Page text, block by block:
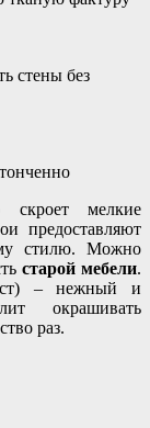
стены без
скроет мелкие
предоставляют
стилю. Можно
старой мебели.
– нежный и
окрашивать
раз.